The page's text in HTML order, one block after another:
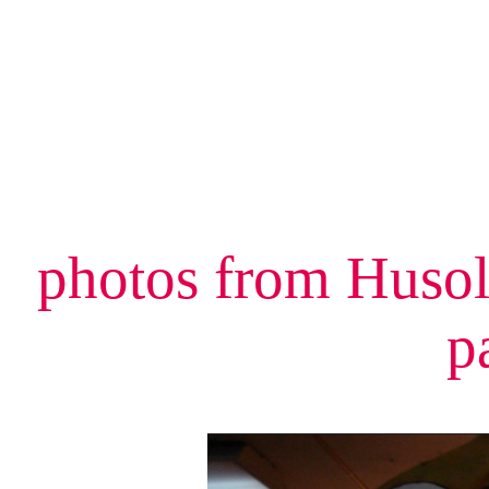
photos from